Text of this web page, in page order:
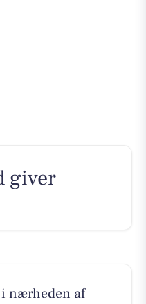
giver
nærheden af